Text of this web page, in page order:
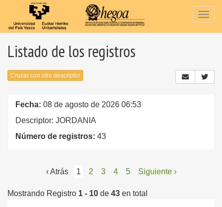
Listado de los registros
Cruzar con otro descriptor
Fecha: 08 de agosto de 2026 06:53
Descriptor: JORDANIA
Número de registros: 43
‹ Atrás 1 2 3 4 5 Siguiente ›
Mostrando Registro 1 - 10 de 43 en total